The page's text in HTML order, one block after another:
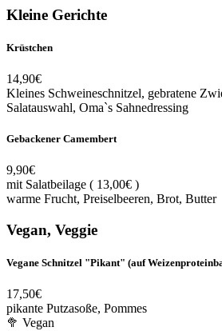
Kleine Gerichte
Krüstchen
14,90€
Kleines Schweineschnitzel, gebratene
Salatauswahl, Oma`s Sahnedressing
Gebackener Camembert
9,90€
mit Salatbeilage ( 13,00€ )
warme Frucht, Preiselbeeren, Brot, Butter
Vegan, Veggie
Vegane Schnitzel "Pikant" (auf
17,50€
pikante Putzasoße, Pommes
🥦 Vegan